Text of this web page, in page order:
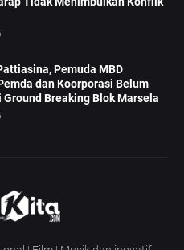
Pemuda MBD
dan Koorporasi Belum
Breaking Blok Marsela